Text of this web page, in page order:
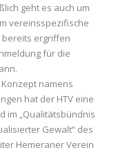
geht es auch um
vereinsspezifische
bereits ergriffen
für die
namens
hat der HTV eine
im „Qualitätsbündnis
Gewalt“ des
Hemeraner Verein